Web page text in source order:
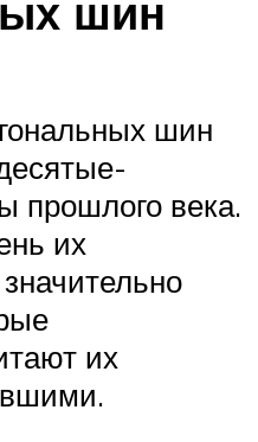
шин
шин
прошлого века.
их
их